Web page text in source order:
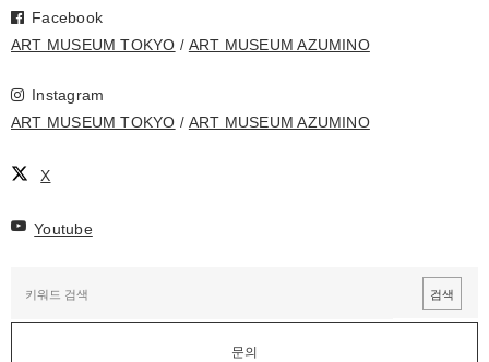
Facebook
ART MUSEUM TOKYO
ART MUSEUM AZUMINO
Instagram
ART MUSEUM TOKYO
ART MUSEUM AZUMINO
X
Youtube
문의